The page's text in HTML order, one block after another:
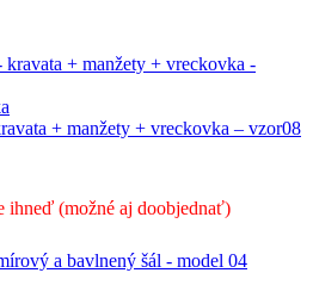
+ manžety + vreckovka – vzor08
ihneď (možné aj doobjednať)